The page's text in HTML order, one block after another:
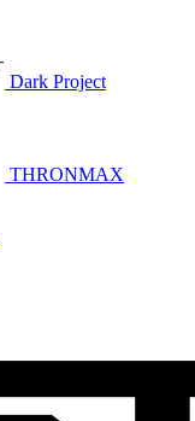
Dark Project
THRONMAX